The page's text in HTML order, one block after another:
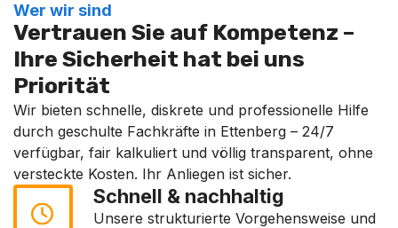
Wer wir sind
Vertrauen Sie auf Kompetenz –
Ihre Sicherheit hat bei uns
Priorität
Wir bieten schnelle, diskrete und professionelle Hilfe
durch geschulte Fachkräfte in Ettenberg – 24/7
verfügbar, fair kalkuliert und völlig transparent, ohne
versteckte Kosten. Ihr Anliegen ist sicher.
Schnell & nachhaltig
Unsere strukturierte Vorgehensweise und